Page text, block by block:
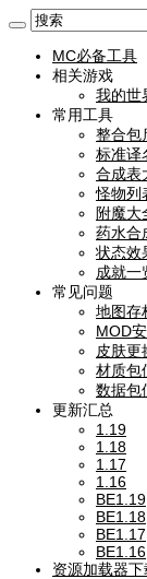
MC必备工具
相关游戏
我的世
常用工具
整合包
标准译
合成表
怪物列
附魔大
药水合
状态效
成就一
常见问题
地图存
MOD
皮肤更
材质包
数据包
更新汇总
1.19
1.18
1.17
1.16
BE1.19
BE1.18
BE1.17
BE1.16
资源加载器下